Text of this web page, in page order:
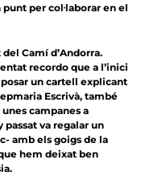
per col·laborar en el
Camí d’Andorra.
recordo que a l’inici
un cartell explicant
Escrivà, també
campanes a
passat va regalar un
amb els goigs de la
hem deixat ben